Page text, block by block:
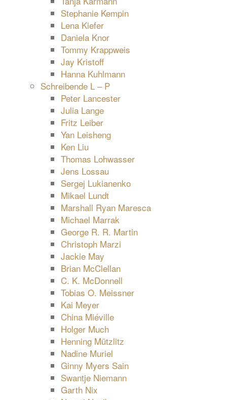
Stephanie Kempin
Lena Kiefer
Daniela Knor
Tommy Krappweis
Jay Kristoff
Hanna Kuhlmann
Schreibende L – P
Peter Lancester
Julia Lange
Fritz Leiber
Yan Leisheng
Ken Liu
Thomas Lohwasser
Jens Lossau
Sergej Lukianenko
Mikael Lundt
Marshall Ryan Maresca
Michael Marrak
George R. R. Martin
Christoph Marzi
Jackie May
Brian McClellan
C. K. McDonnell
Tobias O. Meissner
Kai Meyer
China Miéville
Holger Much
Henning Mützlitz
Nadine Muriel
Ginny Myers Sain
Swantje Niemann
Garth Nix